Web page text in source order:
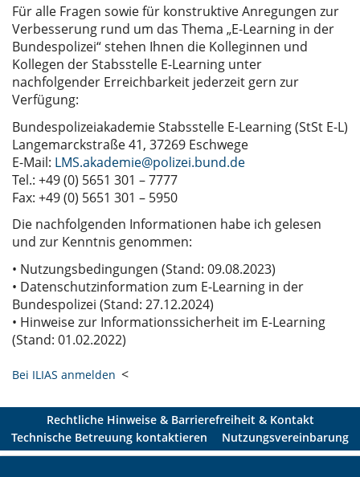
Für alle Fragen sowie für konstruktive Anregungen zur
Verbesserung rund um das Thema „E-Learning in der
Bundespolizei“ stehen Ihnen die Kolleginnen und
Kollegen der Stabsstelle E-Learning unter
nachfolgender Erreichbarkeit jederzeit gern zur
Verfügung:
Bundespolizeiakademie Stabsstelle E-Learning (StSt E-L)
Langemarckstraße 41, 37269 Eschwege
E-Mail: LMS.akademie@polizei.bund.de
Tel.: +49 (0) 5651 301 – 7777
Fax: +49 (0) 5651 301 – 5950
Die nachfolgenden Informationen habe ich gelesen
und zur Kenntnis genommen:
• Nutzungsbedingungen (Stand: 09.08.2023)
• Datenschutzinformation zum E-Learning in der
Bundespolizei (Stand: 27.12.2024)
• Hinweise zur Informationssicherheit im E-Learning
(Stand: 01.02.2022)
Bei ILIAS anmelden <
Rechtliche Hinweise & Barrierefreiheit & Kontakt
Technische Betreuung kontaktieren
Nutzungsvereinbarung